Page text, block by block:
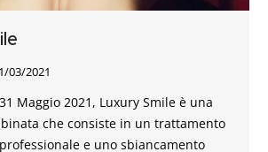
03/2021
Maggio 2021, Luxury Smile è una
che consiste in un trattamento
e uno sbiancamento